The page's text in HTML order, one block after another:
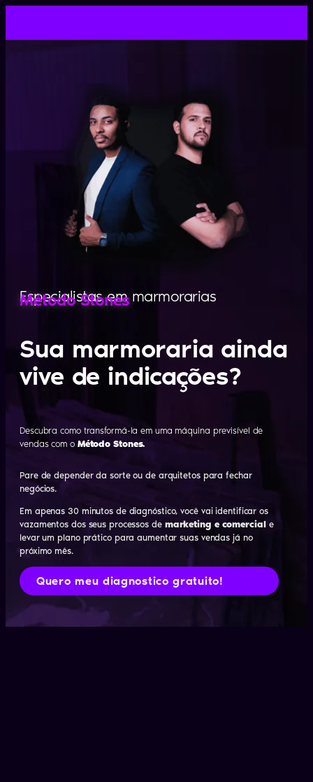
Especialistas em marmorarias
Método Stones
Sua marmoraria ainda
vive de indicações?
Descubra como transformá-la em uma máquina previsível de
vendas com o Método Stones.
Pare de depender da sorte ou de arquitetos para fechar
negócios.
Em apenas 30 minutos de diagnóstico, você vai identificar os
vazamentos dos seus processos de marketing e comerciale
levar um plano prático para aumentar suas vendas já no
próximo mês.
Quero meu diagnostico gratuito!